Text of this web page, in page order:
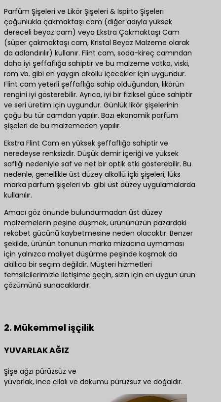
Parfüm Şişeleri ve Likör Şişeleri & İspirto Şişeleri
çoğunlukla çakmaktaşı cam (diğer adıyla yüksek
dereceli beyaz cam) veya Ekstra Çakmaktaşı Cam
(süper çakmaktaşı cam, Kristal Beyaz Malzeme olarak
da adlandırılır) kullanır. Flint cam, soda-kireç camından
daha iyi şeffaflığa sahiptir ve bu malzeme votka, viski,
rom vb. gibi en yaygın alkollü içecekler için uygundur.
Flint cam yeterli şeffaflığa sahip olduğundan, likörün
rengini iyi gösterebilir. Ayrıca, iyi bir fiziksel güce sahiptir
ve seri üretim için uygundur. Günlük likör şişelerinin
çoğu bu tür camdan yapılır. Bazı ekonomik parfüm
şişeleri de bu malzemeden yapılır.
Ekstra Flint Cam en yüksek şeffaflığa sahiptir ve
neredeyse renksizdir. Düşük demir içeriği ve yüksek
saflığı nedeniyle saf ve net bir optik etki gösterebilir. Bu
nedenle, genellikle üst düzey alkollü içki şişeleri, lüks
marka parfüm şişeleri vb. gibi üst düzey uygulamalarda
kullanılır.
Amacı göz önünde bulundurmadan üst düzey
malzemelerin peşine düşmek, ürününüzün pazardaki
rekabet gücünü kaybetmesine neden olacaktır. Benzer
şekilde, ürünün tonunun marka mizacına uymaması
için yalnızca maliyet düşürme peşinde koşmak da
akıllıca bir seçim değildir. Müşteri hizmetleri
temsilcilerimizle iletişime geçin, sizin için en uygun ürün
çözümünü sunacaklardır.
2. Mükemmel işçilik
YUVARLAK AĞIZ
Şişe ağzı pürüzsüz ve
yuvarlak, ince cilalı ve dökümü pürüzsüz ve doğaldır.